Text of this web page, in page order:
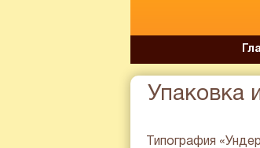
Упаковка
Типография